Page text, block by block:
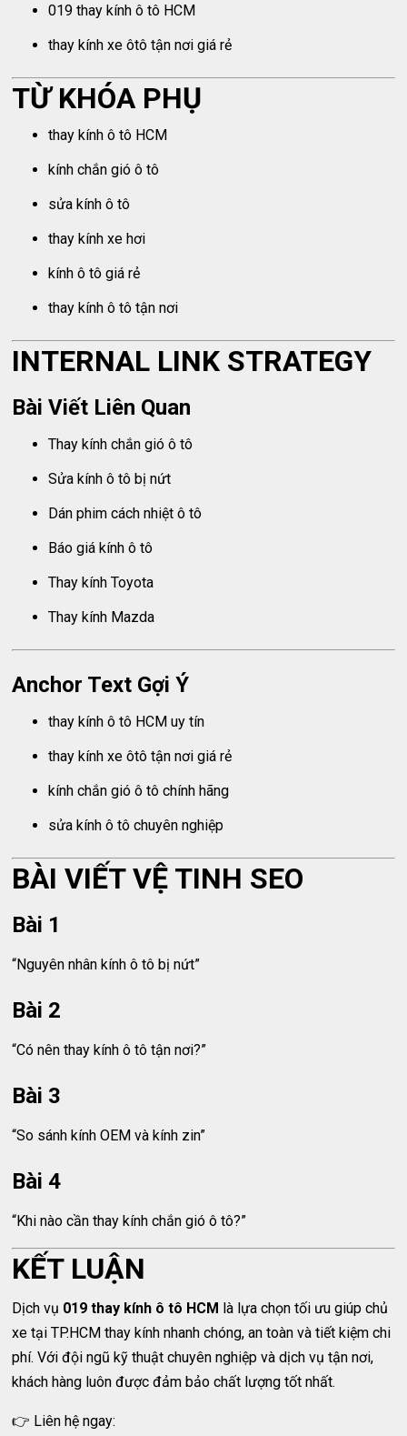
019 thay kính ô tô HCM
thay kính xe ôtô tận nơi giá rẻ
TỪ KHÓA PHỤ
thay kính ô tô HCM
kính chắn gió ô tô
sửa kính ô tô
thay kính xe hơi
kính ô tô giá rẻ
thay kính ô tô tận nơi
INTERNAL LINK STRATEGY
Bài Viết Liên Quan
Thay kính chắn gió ô tô
Sửa kính ô tô bị nứt
Dán phim cách nhiệt ô tô
Báo giá kính ô tô
Thay kính Toyota
Thay kính Mazda
Anchor Text Gợi Ý
thay kính ô tô HCM uy tín
thay kính xe ôtô tận nơi giá rẻ
kính chắn gió ô tô chính hãng
sửa kính ô tô chuyên nghiệp
BÀI VIẾT VỆ TINH SEO
Bài 1
“Nguyên nhân kính ô tô bị nứt”
Bài 2
“Có nên thay kính ô tô tận nơi?”
Bài 3
“So sánh kính OEM và kính zin”
Bài 4
“Khi nào cần thay kính chắn gió ô tô?”
KẾT LUẬN
Dịch vụ 019 thay kính ô tô HCM là lựa chọn tối ưu giúp chủ
xe tại TP.HCM thay kính nhanh chóng, an toàn và tiết kiệm chi
phí. Với đội ngũ kỹ thuật chuyên nghiệp và dịch vụ tận nơi,
khách hàng luôn được đảm bảo chất lượng tốt nhất.
👉 Liên hệ ngay: